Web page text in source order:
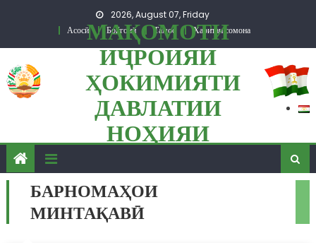
2026, August 07, Friday
Асосӣ
Бойгонӣ Тамос Харитаи сомона
МАҚОМОТИ
ИҶРОИЯИ
ҲОКИМИЯТИ
ДАВЛАТИИ
НОҲИЯИ
БАРНОМАҲОИ
МИНТАҚАВӢ